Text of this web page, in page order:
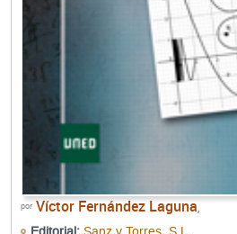
por Víctor Fernández Laguna